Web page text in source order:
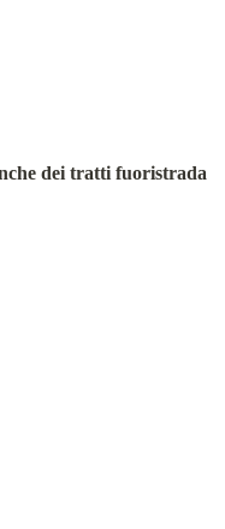
dei tratti fuoristrada